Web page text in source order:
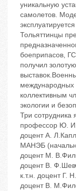
уникальную
самолетов.
Тольяттинцы
боеприпасов,
получил
международных
коллективным
экологии и
Три сотрудника
профессор Ю.
доцент А.
МАНЭБ
доцент М.
доцент В.
к.т.н. доцент Г.
доцент В.